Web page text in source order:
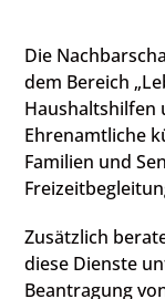
Die
dem Bereich
Haushaltshilfen
Ehrenamtliche
Familien und
Zusätzlich
diese Dienste
Beantragung